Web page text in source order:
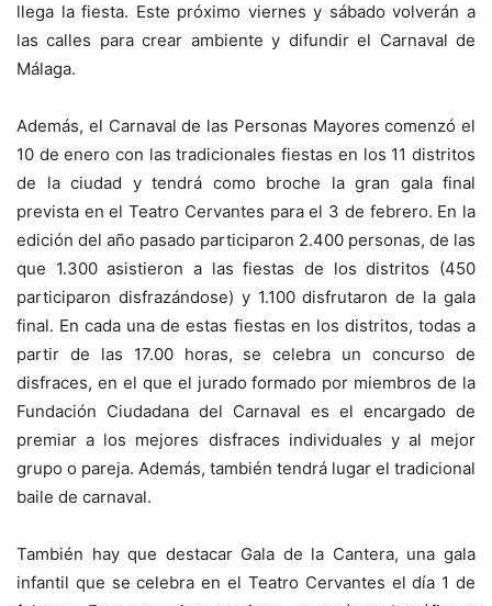
llega la fiesta. Este próximo viernes y sábado volverán a
las calles para crear ambiente y difundir el Carnaval de
Málaga.
Además, el Carnaval de las Personas Mayores comenzó el
10 de enero con las tradicionales fiestas en los 11 distritos
de la ciudad y tendrá como broche la gran gala final
prevista en el Teatro Cervantes para el 3 de febrero. En la
edición del año pasado participaron 2.400 personas, de las
que 1.300 asistieron a las fiestas de los distritos (450
participaron disfrazándose) y 1.100 disfrutaron de la gala
final. En cada una de estas fiestas en los distritos, todas a
partir de las 17.00 horas, se celebra un concurso de
disfraces, en el que el jurado formado por miembros de la
Fundación Ciudadana del Carnaval es el encargado de
premiar a los mejores disfraces individuales y al mejor
grupo o pareja. Además, también tendrá lugar el tradicional
baile de carnaval.
También hay que destacar Gala de la Cantera, una gala
infantil que se celebra en el Teatro Cervantes el día 1 de